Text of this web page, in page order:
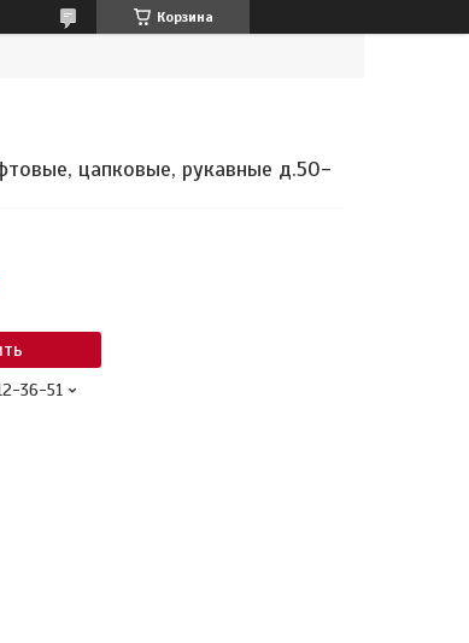
Корзина
цапковые, рукавные д.50-
36-51